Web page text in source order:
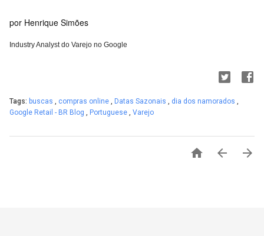
por Henrique Simões
Industry Analyst do Varejo no Google
Tags: buscas , compras online , Datas Sazonais , dia dos namorados ,
Google Retail - BR Blog , Portuguese , Varejo
  